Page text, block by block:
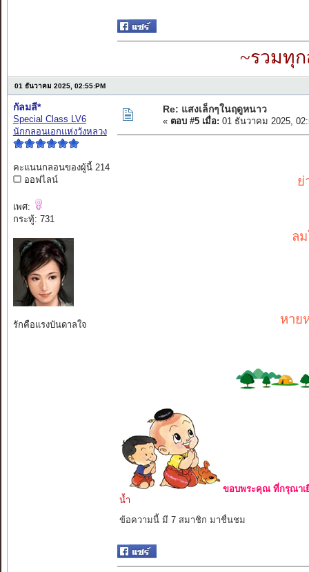
~รวมทุ
01 ธันวาคม 2025, 02:55:PM
กัลมลี*
Special Class LV6
นักกลอนเอกแห่งวังหลวง
คะแนนกลอนของผู้นี้ 214
ออฟไลน์
เพศ:
กระทู้: 731
รักคือแรงบันดาลใจ
Re: แสงเล็กๆในฤดูหนาว
« ตอบ #5 เมื่อ: 01 ธันวาคม 2025,
ย่
ล
หาย
ขอบพระคุณ ที่กรุณาเ
น้ำ
ข้อความนี้ มี 7 สมาชิก มาชื่นชม